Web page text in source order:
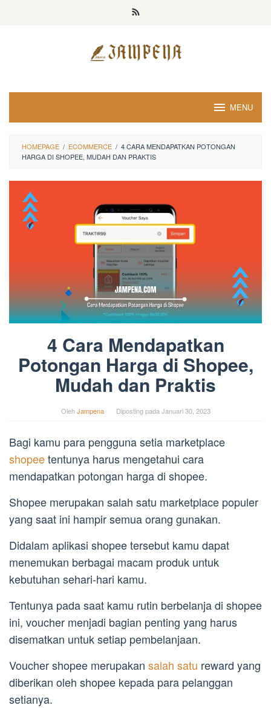
MENU
HOMEPAGE / ECOMMERCE / 4 CARA MENDAPATKAN POTONGAN
HARGA DI SHOPEE, MUDAH DAN PRAKTIS
4 Cara Mendapatkan
Potongan Harga di Shopee,
Mudah dan Praktis
OlehJampena Diposting pada Januari 30, 2023
Bagi kamu para pengguna setia marketplace
shopeetentunya harus mengetahui cara
mendapatkan potongan harga di shopee.
Shopee merupakan salah satu marketplace populer
yang saat ini hampir semua orang gunakan.
Didalam aplikasi shopee tersebut kamu dapat
menemukan berbagai macam produk untuk
kebutuhan sehari-hari kamu.
Tentunya pada saat kamu rutin berbelanja di shopee
ini, voucher menjadi bagian penting yang harus
disematkan untuk setiap pembelanjaan.
Voucher shopee merupakan salah satu reward yang
diberikan oleh shopee kepada para pelanggan
setianya.